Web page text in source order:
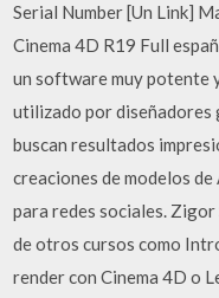
Serial Number [Un Link]
Cinema 4D R19 Full
un software muy potente
utilizado por diseñadores
buscan resultados
creaciones de modelos
para redes sociales. Zigor
de otros cursos como
render con Cinema 4D o